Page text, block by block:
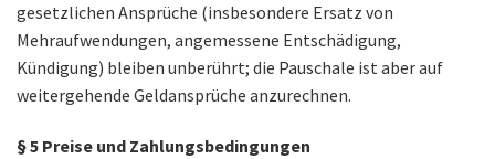
gesetzlichen Ansprüche (insbesondere Ersatz von
Mehraufwendungen, angemessene Entschädigung,
Kündigung) bleiben unberührt; die Pauschale ist aber auf
weitergehende Geldansprüche anzurechnen.
§ 5 Preise und Zahlungsbedingungen